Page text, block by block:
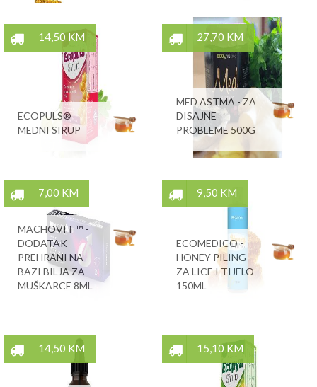
14,50 KM
ECOPULS®
MEDNI SIRUP
27,70 KM
MED ASTMA - ZA
DISAJNE
PROBLEME 500G
7,00 KM
MACHOVIT ™ -
DODATAK
PREHRANI NA
BAZI BILJA ZA
MUŠKARCE 8ML
9,50 KM
ECOMEDICO -
HONEY PILING
ZA LICE I TIJELO
150ML
14,50 KM 15,10 KM